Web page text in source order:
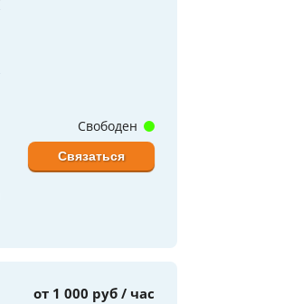
Свободен
Связаться
от 1 000 руб / час